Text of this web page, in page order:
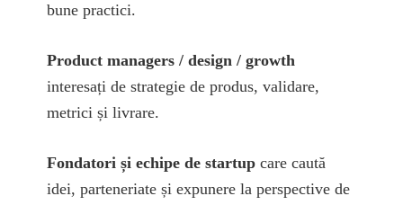
bune practici.
Product managers / design / growth
interesați de strategie de produs, validare,
metrici și livrare.
Fondatori și echipe de startup care caută
idei, parteneriate și expunere la perspective de